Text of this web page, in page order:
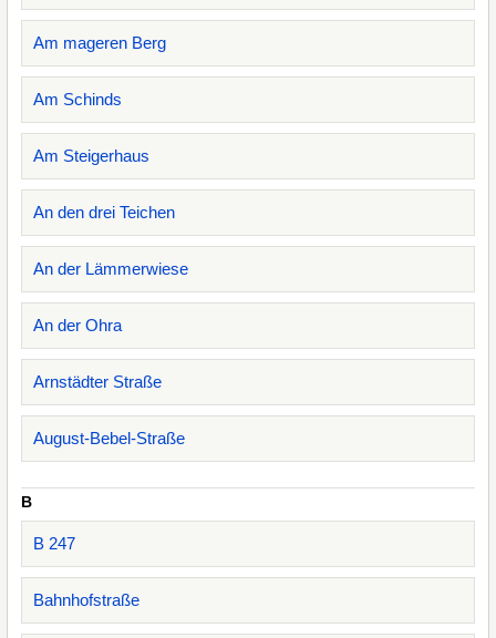
Am mageren Berg
Am Schinds
Am Steigerhaus
An den drei Teichen
An der Lämmerwiese
An der Ohra
Arnstädter Straße
August-Bebel-Straße
B
B 247
Bahnhofstraße